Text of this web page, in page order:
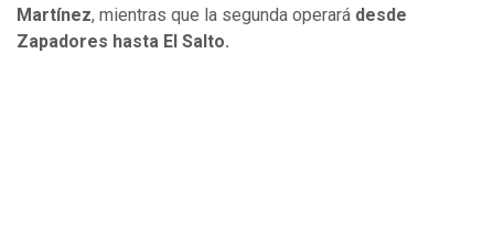
Martínez, mientras que la segunda operará desde
Zapadores hasta El Salto.